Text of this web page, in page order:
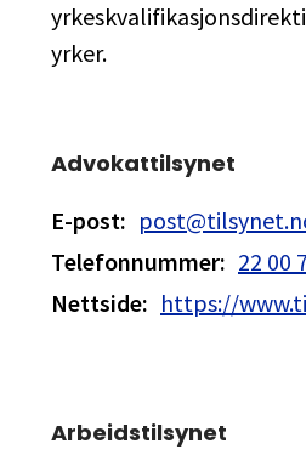
yrker.
Advokattilsynet
E-post:
Telefonnummer: 22 00
Nettside: https://
Arbeidstilsynet